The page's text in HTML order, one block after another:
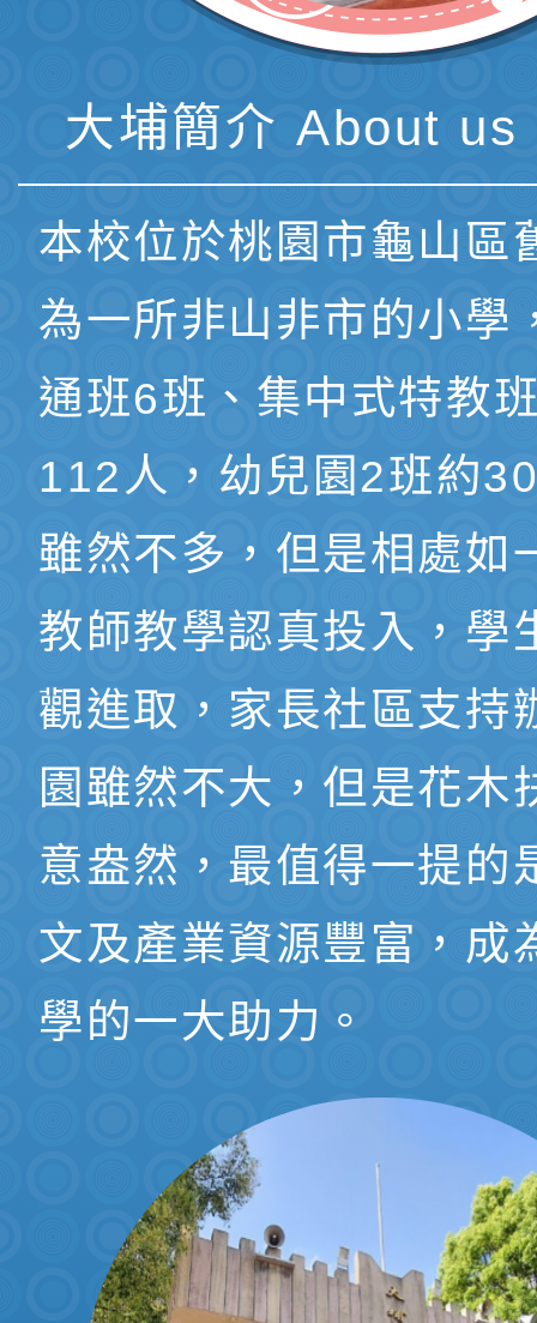
大埔簡介 About us
本校位於桃園市龜山區
為一所非山非市的小學
通班6班、集中式特教
112人，幼兒園2班約
雖然不多，但是相處如
教師教學認真投入，學
觀進取，家長社區支持
園雖然不大，但是花木
意盎然，最值得一提的
文及產業資源豐富，成
學的一大助力。